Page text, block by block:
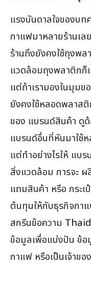
แรงบันดาลใจของบท
กาแฟมาหลายร้านเ
ร้านถึงยังคงใช้ถุงพล
แวดล้อมถุงพลาติกก็
แต่ถ้าเรามองในมุม
ยังคงใช้หลอดพลาส
ของ แบรนด์สินค้า ดู
แบรนด์อื่นที่หันมาใช้ห
แต่ทำอย่างไรให้ แ
สิ่งแวดล้อม การจะ ผ
แถมสินค้า หรือ กระเ
ต้นทุนให้กับธุรกิจกาแ
สกรีนข้อความ
ข้อมูลเพื่อแบ่งปัน ข้อ
กาแฟ หรือเป็นเจ้าขอ